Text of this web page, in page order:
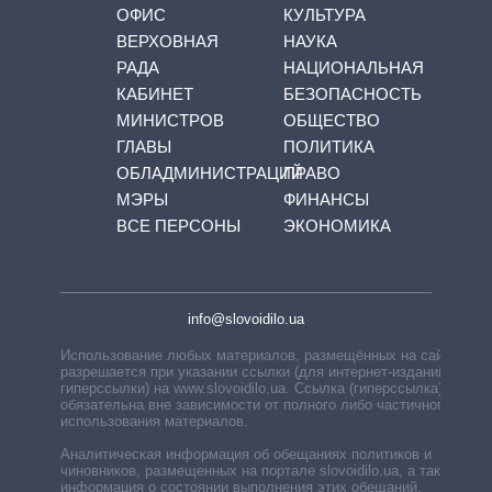
ОФИС
ВЕРХОВНАЯ
РАДА
КАБИНЕТ
МИНИСТРОВ
ГЛАВЫ
ОБЛАДМИНИСТРАЦИЙ
МЭРЫ
ВСЕ ПЕРСОНЫ
КУЛЬТУРА
НАУКА
НАЦИОНАЛЬНАЯ
БЕЗОПАСНОСТЬ
ОБЩЕСТВО
ПОЛИТИКА
ПРАВО
ФИНАНСЫ
ЭКОНОМИКА
info@slovoidilo.ua
Использование любых материалов, размещённых на сайте,
разрешается при указании ссылки (для интернет-изданий —
гиперссылки) на www.slovoidilo.ua. Ссылка (гиперссылка)
обязательна вне зависимости от полного либо частичного
использования материалов.
Аналитическая информация об обещаниях политиков и
чиновников, размещенных на портале slovoidilo.ua, а также
информация о состоянии выполнения этих обещаний,